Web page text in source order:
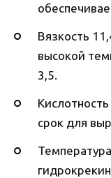
Вязкость
высокой
3,5.
срок для